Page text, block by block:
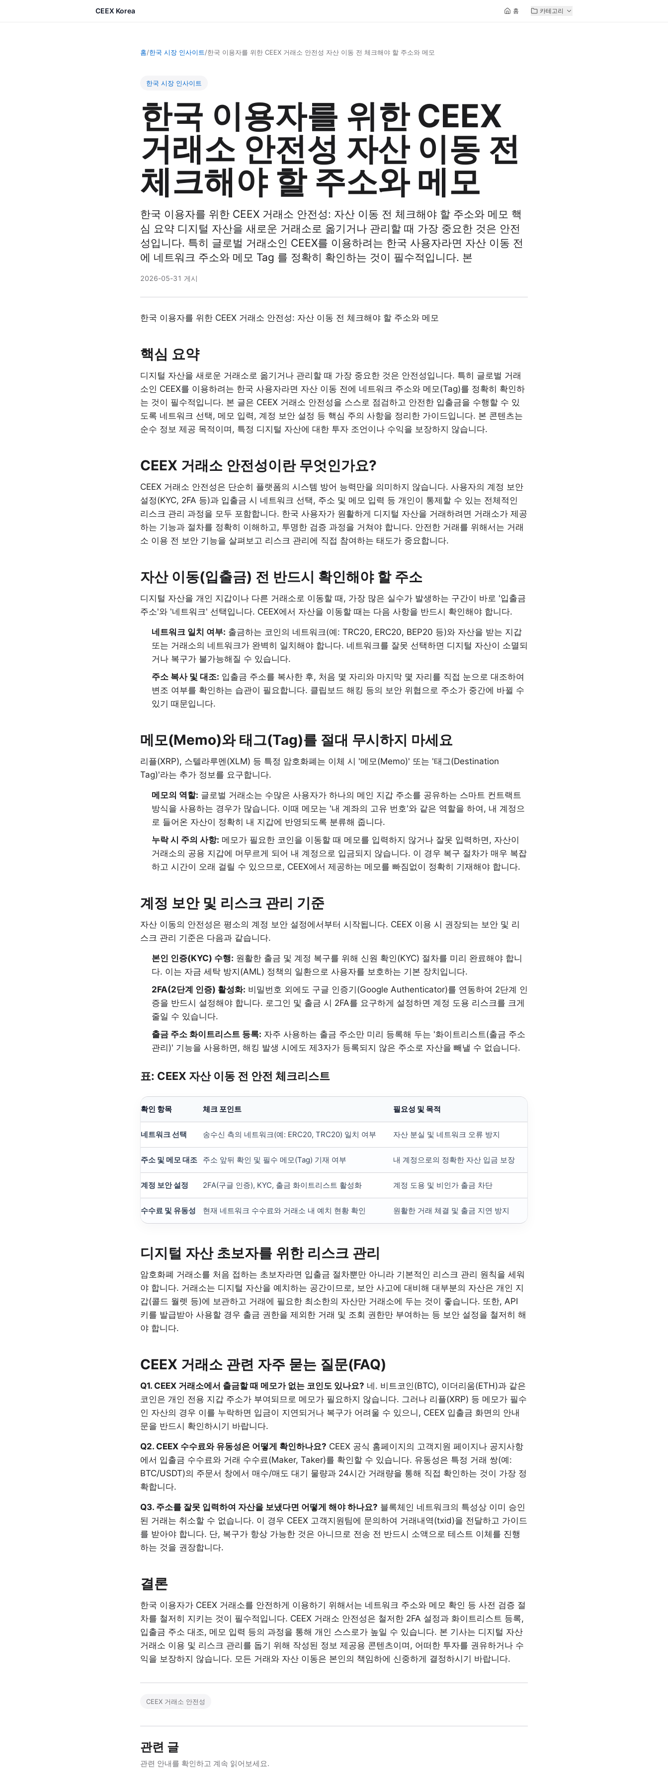
CEEX Korea 홈 카테고리
홈/한국 시장 인사이트/한국 이용자를 위한 CEEX 거래소 안전성 자산 이동 전 체크해야 할 주소와 메모
한국 시장 인사이트
한국 이용자를 위한 CEEX
거래소 안전성 자산 이동 전
체크해야 할 주소와 메모
한국 이용자를 위한 CEEX 거래소 안전성: 자산 이동 전 체크해야 할 주소와 메모 핵
심 요약 디지털 자산을 새로운 거래소로 옮기거나 관리할 때 가장 중요한 것은 안전
성입니다. 특히 글로벌 거래소인 CEEX를 이용하려는 한국 사용자라면 자산 이동 전
에 네트워크 주소와 메모 Tag 를 정확히 확인하는 것이 필수적입니다. 본
2026-05-31 게시
한국 이용자를 위한 CEEX 거래소 안전성: 자산 이동 전 체크해야 할 주소와 메모
핵심 요약
디지털 자산을 새로운 거래소로 옮기거나 관리할 때 가장 중요한 것은 안전성입니다. 특히 글로벌 거래
소인 CEEX를 이용하려는 한국 사용자라면 자산 이동 전에 네트워크 주소와 메모(Tag)를 정확히 확인하
는 것이 필수적입니다. 본 글은 CEEX 거래소 안전성을 스스로 점검하고 안전한 입출금을 수행할 수 있
도록 네트워크 선택, 메모 입력, 계정 보안 설정 등 핵심 주의 사항을 정리한 가이드입니다. 본 콘텐츠는
순수 정보 제공 목적이며, 특정 디지털 자산에 대한 투자 조언이나 수익을 보장하지 않습니다.
CEEX 거래소 안전성이란 무엇인가요?
CEEX 거래소 안전성은 단순히 플랫폼의 시스템 방어 능력만을 의미하지 않습니다. 사용자의 계정 보안
설정(KYC, 2FA 등)과 입출금 시 네트워크 선택, 주소 및 메모 입력 등 개인이 통제할 수 있는 전체적인
리스크 관리 과정을 모두 포함합니다. 한국 사용자가 원활하게 디지털 자산을 거래하려면 거래소가 제공
하는 기능과 절차를 정확히 이해하고, 투명한 검증 과정을 거쳐야 합니다. 안전한 거래를 위해서는 거래
소 이용 전 보안 기능을 살펴보고 리스크 관리에 직접 참여하는 태도가 중요합니다.
자산 이동(입출금) 전 반드시 확인해야 할 주소
디지털 자산을 개인 지갑이나 다른 거래소로 이동할 때, 가장 많은 실수가 발생하는 구간이 바로 '입출금
주소'와 '네트워크' 선택입니다. CEEX에서 자산을 이동할 때는 다음 사항을 반드시 확인해야 합니다.
네트워크 일치 여부: 출금하는 코인의 네트워크(예: TRC20, ERC20, BEP20 등)와 자산을 받는 지갑
또는 거래소의 네트워크가 완벽히 일치해야 합니다. 네트워크를 잘못 선택하면 디지털 자산이 소멸되
거나 복구가 불가능해질 수 있습니다.
주소 복사 및 대조: 입출금 주소를 복사한 후, 처음 몇 자리와 마지막 몇 자리를 직접 눈으로 대조하여
변조 여부를 확인하는 습관이 필요합니다. 클립보드 해킹 등의 보안 위협으로 주소가 중간에 바뀔 수
있기 때문입니다.
메모(Memo)와 태그(Tag)를 절대 무시하지 마세요
리플(XRP), 스텔라루멘(XLM) 등 특정 암호화폐는 이체 시 '메모(Memo)' 또는 '태그(Destination
Tag)'라는 추가 정보를 요구합니다.
메모의 역할: 글로벌 거래소는 수많은 사용자가 하나의 메인 지갑 주소를 공유하는 스마트 컨트랙트
방식을 사용하는 경우가 많습니다. 이때 메모는 '내 계좌의 고유 번호'와 같은 역할을 하여, 내 계정으
로 들어온 자산이 정확히 내 지갑에 반영되도록 분류해 줍니다.
누락 시 주의 사항: 메모가 필요한 코인을 이동할 때 메모를 입력하지 않거나 잘못 입력하면, 자산이
거래소의 공용 지갑에 머무르게 되어 내 계정으로 입금되지 않습니다. 이 경우 복구 절차가 매우 복잡
하고 시간이 오래 걸릴 수 있으므로, CEEX에서 제공하는 메모를 빠짐없이 정확히 기재해야 합니다.
계정 보안 및 리스크 관리 기준
자산 이동의 안전성은 평소의 계정 보안 설정에서부터 시작됩니다. CEEX 이용 시 권장되는 보안 및 리
스크 관리 기준은 다음과 같습니다.
본인 인증(KYC) 수행: 원활한 출금 및 계정 복구를 위해 신원 확인(KYC) 절차를 미리 완료해야 합니
다. 이는 자금 세탁 방지(AML) 정책의 일환으로 사용자를 보호하는 기본 장치입니다.
2FA(2단계 인증) 활성화: 비밀번호 외에도 구글 인증기(Google Authenticator)를 연동하여 2단계 인
증을 반드시 설정해야 합니다. 로그인 및 출금 시 2FA를 요구하게 설정하면 계정 도용 리스크를 크게
줄일 수 있습니다.
출금 주소 화이트리스트 등록: 자주 사용하는 출금 주소만 미리 등록해 두는 '화이트리스트(출금 주소
관리)' 기능을 사용하면, 해킹 발생 시에도 제3자가 등록되지 않은 주소로 자산을 빼낼 수 없습니다.
표: CEEX 자산 이동 전 안전 체크리스트
확인 항목 체크 포인트 필요성 및 목적
네트워크 선택 송수신 측의 네트워크(예: ERC20, TRC20) 일치 여부 자산 분실 및 네트워크 오류 방지
주소 및 메모 대조 주소 앞뒤 확인 및 필수 메모(Tag) 기재 여부 내 계정으로의 정확한 자산 입금 보장
계정 보안 설정 2FA(구글 인증), KYC, 출금 화이트리스트 활성화 계정 도용 및 비인가 출금 차단
수수료 및 유동성 현재 네트워크 수수료와 거래소 내 예치 현황 확인 원활한 거래 체결 및 출금 지연 방지
디지털 자산 초보자를 위한 리스크 관리
암호화폐 거래소를 처음 접하는 초보자라면 입출금 절차뿐만 아니라 기본적인 리스크 관리 원칙을 세워
야 합니다. 거래소는 디지털 자산을 예치하는 공간이므로, 보안 사고에 대비해 대부분의 자산은 개인 지
갑(콜드 월렛 등)에 보관하고 거래에 필요한 최소한의 자산만 거래소에 두는 것이 좋습니다. 또한, API
키를 발급받아 사용할 경우 출금 권한을 제외한 거래 및 조회 권한만 부여하는 등 보안 설정을 철저히 해
야 합니다.
CEEX 거래소 관련 자주 묻는 질문(FAQ)
Q1. CEEX 거래소에서 출금할 때 메모가 없는 코인도 있나요? 네. 비트코인(BTC), 이더리움(ETH)과 같은
코인은 개인 전용 지갑 주소가 부여되므로 메모가 필요하지 않습니다. 그러나 리플(XRP) 등 메모가 필수
인 자산의 경우 이를 누락하면 입금이 지연되거나 복구가 어려울 수 있으니, CEEX 입출금 화면의 안내
문을 반드시 확인하시기 바랍니다.
Q2. CEEX 수수료와 유동성은 어떻게 확인하나요? CEEX 공식 홈페이지의 고객지원 페이지나 공지사항
에서 입출금 수수료와 거래 수수료(Maker, Taker)를 확인할 수 있습니다. 유동성은 특정 거래 쌍(예:
BTC/USDT)의 주문서 창에서 매수/매도 대기 물량과 24시간 거래량을 통해 직접 확인하는 것이 가장 정
확합니다.
Q3. 주소를 잘못 입력하여 자산을 보냈다면 어떻게 해야 하나요? 블록체인 네트워크의 특성상 이미 승인
된 거래는 취소할 수 없습니다. 이 경우 CEEX 고객지원팀에 문의하여 거래내역(txid)을 전달하고 가이드
를 받아야 합니다. 단, 복구가 항상 가능한 것은 아니므로 전송 전 반드시 소액으로 테스트 이체를 진행
하는 것을 권장합니다.
결론
한국 이용자가 CEEX 거래소를 안전하게 이용하기 위해서는 네트워크 주소와 메모 확인 등 사전 검증 절
차를 철저히 지키는 것이 필수적입니다. CEEX 거래소 안전성은 철저한 2FA 설정과 화이트리스트 등록,
입출금 주소 대조, 메모 입력 등의 과정을 통해 개인 스스로가 높일 수 있습니다. 본 기사는 디지털 자산
거래소 이용 및 리스크 관리를 돕기 위해 작성된 정보 제공용 콘텐츠이며, 어떠한 투자를 권유하거나 수
익을 보장하지 않습니다. 모든 거래와 자산 이동은 본인의 책임하에 신중하게 결정하시기 바랍니다.
CEEX 거래소 안전성
관련 글
관련 안내를 확인하고 계속 읽어보세요.